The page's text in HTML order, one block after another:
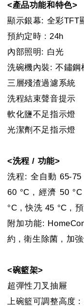
<產品功能和特色>
顯示銀幕: 全彩TFT
預約定時 : 24h
內部照明: 白光
洗碗機內裝: 不鏽鋼
三層殘渣過濾系統
洗程結束聲音提示
軟化鹽不足指示燈
光潔劑不足指示燈
<洗程 / 功能>
洗程: 全自動 65-
60 °C , 經濟 50
°C , 快洗 45 °C ,
附加功能:
約 , 衛生除菌 , 加
<碗籃架>
超彈性刀叉抽屜
上碗籃可調整高度 :